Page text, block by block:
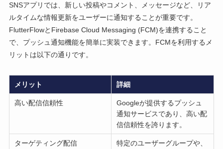
SNSアプリでは、新しい投稿やコメント、メッセージなど、リア
ルタイムな情報更新をユーザーに通知することが重要です。
FlutterFlowとFirebase Cloud Messaging (FCM)を連携すること
で、プッシュ通知機能を簡単に実装できます。FCMを利用するメ
リットは以下の通りです。
メリット 詳細
高い配信信頼性
Googleが提供するプッシュ
通知サービスであり、高い配
信信頼性を誇ります。
ターゲティング配信
特定のユーザーグループや、